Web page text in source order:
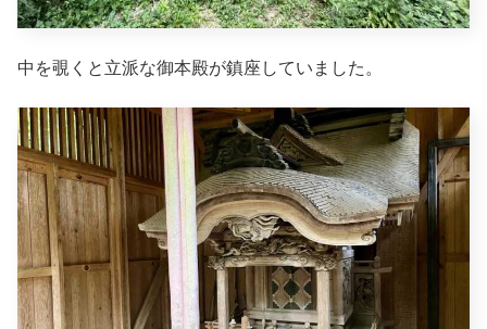
中を覗くと立派な御本殿が鎮座していました。